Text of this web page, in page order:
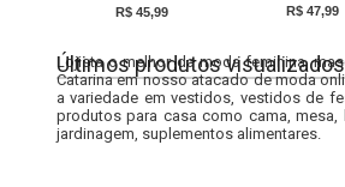
R$ 45,99 R$ 47,99
Últimos produtos visualizados
Lojista o melhor da moda feminina,
Catarina em nosso atacado de moda
a variedade em vestidos, vestidos de
produtos para casa como cama,
jardinagem, suplementos alimentares.